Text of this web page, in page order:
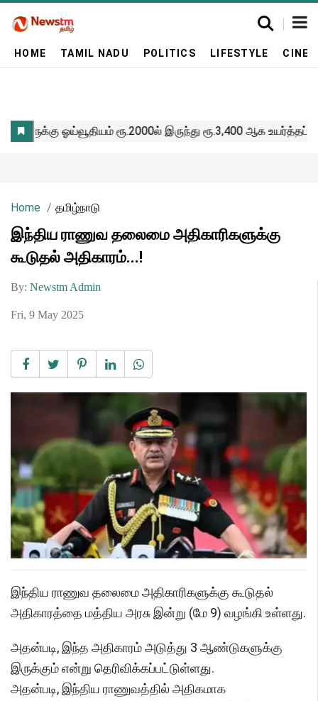
HOME TAMIL NADU POLITICS LIFESTYLE
Home தமிழ்நாடு
இந்திய ராணுவ தலைமை அதிகாரிகளுக்கு
கூடுதல் அதிகாரம்...!
By: Newstm Admin
Fri, 9 May 2025
இந்திய ராணுவ தலைமை அதிகாரிகளுக்கு கூடுதல்
அதிகாரத்தை மத்திய அரசு இன்று (மே 9) வழங்கி உள்ளது.
அதன்படி, இந்த அதிகாரம் அடுத்து 3 ஆண்டுகளுக்கு
இருக்கும் என்று தெரிவிக்கப்பட்டுள்ளது.
அதன்படி, இந்திய ராணுவத்தில் அதிகமாக